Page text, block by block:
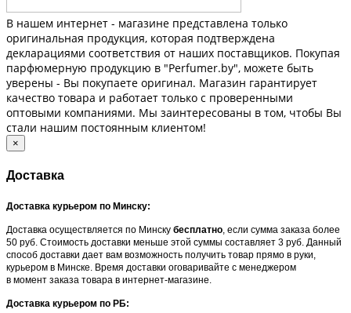
В нашем интернет - магазине представлена только
оригинальная продукция, которая подтверждена
декларациями соответствия от наших поставщиков. Покупая
парфюмерную продукцию в "Perfumer.by", можете быть
уверены - Вы покупаете оригинал. Магазин гарантирует
качество товара и работает только с проверенными
оптовыми компаниями. Мы заинтересованы в том, чтобы Вы
стали нашим постоянным клиентом!
×
Доставка
Доставка курьером по Минску:
Доставка осуществляется по Минску бесплатно, если сумма заказа более
50 руб. Стоимость доставки меньше этой суммы составляет 3 руб. Данный
способ доставки дает вам возможность получить товар прямо в руки,
курьером в Минске. Время доставки оговаривайте с менеджером
в момент заказа товара в интернет-магазине.
Доставка курьером по РБ: